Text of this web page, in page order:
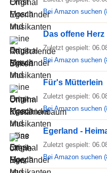
Bei Amazon suchen
Das offene Herz
Zuletzt gespielt:
Bei Amazon suchen
Für's Mütterlein
Zuletzt gespielt:
Bei Amazon suchen
Egerland -
Zuletzt gespielt:
Bei Amazon suchen